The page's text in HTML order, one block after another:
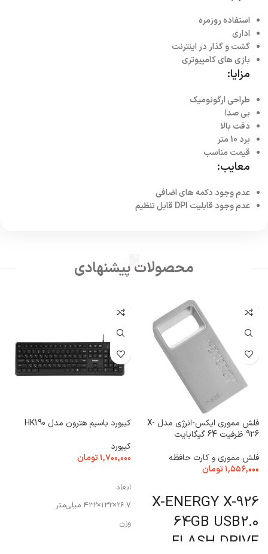
استفاده روزمره
اداری
گشت و گذار در اینترنت
بازی های کامپیوتری
مزایا:
طراحی ارگونومیک
بی صدا
دقت بالا
برد 10 متر
قیمت مناسب
معایب:
عدم وجود دکمه های اضافی
عدم وجود قابلیت DPI قابل تنظیم
محصولات پیشنهادی
فلش مموری ایکس-انرژی مدل X-
926 ظرفیت 64 گیگابایت
فلش مموری و کارت حافظه
۱,۵۵۶,۰۰۰تومان
X-ENERGY X-926
64GB USB2.0
FLASH DRIVE
کیبورد باسیم هترون مدل HK190
کیبورد
۱,۷۰۰,۰۰۰تومان
ابعاد
۲۶.۷×۱۳۲×۴۳۲ میلی‌متر
وزن